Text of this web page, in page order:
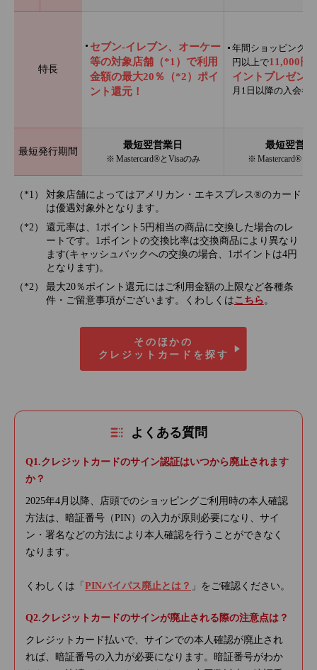
特長
セブン‐イレブン、オーケー
等の対象店舗（*1）で利用
金額の最大20％（*2）ポイ
ント還元！
年間ショッピング利
円以上で11,000円
イントプレゼント
月1日以降の入会者
最短発行期間
最短翌営業日
※ Mastercard®とVisaのみ
最短翌営業
※ Mastercard®と
対象店舗によってはアメリカン・エキスプレス®のカード
は優遇対象外となります。
還元率は、1ポイント5円相当の商品に交換した場合のレ
ートです。1ポイントの交換比率は交換商品により異なり
ます(キャッシュバックへの交換の場合、1ポイントは4円
となります)。
最大20％ポイント還元にはご利用金額の上限など各種条
件・ご留意事項がございます。くわしくはこちら 。
そのほかの
クレジットカードを探す
よくある質問
クレジットカードのサイン認証はいつから廃止されます
か？
2025年4月以降、店頭でのショッピングご利用時の本人確認
方法は、暗証番号（PIN）の入力が原則必要になり、サイ
ン・署名などの方法により本人確認を行うことができなく
なります。
くわしくは「 PINバイパス廃止とは？ 」をご確認ください。
クレジットカードのサインが廃止される際の注意点は？
クレジットカード払いで、サインでの本人確認が廃止され
れば、暗証番号の入力が必要になります。暗証番号がわか